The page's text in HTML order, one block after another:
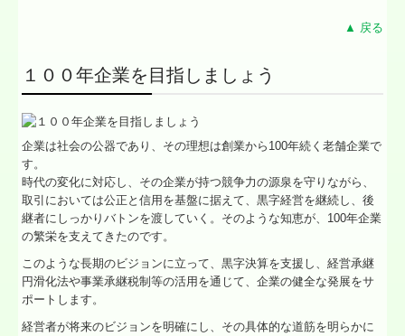
▲ 戻る
１００年企業を目指しましょう
企業は社会の公器であり、その理想は創業から100年続く老舗企業で
す。
時代の変化に対応し、その企業が持つ競争力の源泉を守りながら、
取引においては公正と信用を基盤に据えて、黒字経営を継続し、後
継者にしっかりバトンを渡していく。そのような知恵が、100年企業
の繁栄を支えてきたのです。
このような長期のビジョンに立って、黒字決算を支援し、経営承継
円滑化法や事業承継税制等の活用を通じて、企業の健全な発展をサ
ポートします。
経営者が将来のビジョンを明確にし、その具体的な道筋を明らかに